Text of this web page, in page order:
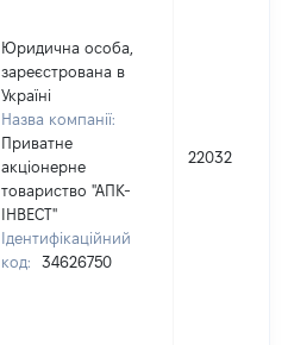
Юридична особа,
зареєстрована в
Україні
Назва компанії:
Приватне
акціонерне
товариство "АПК-
ІНВЕСТ"
Ідентифікаційний
код:
34626750
22032